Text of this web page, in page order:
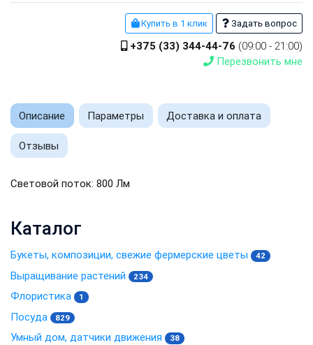
Купить в 1 клик Задать вопрос
+375 (33) 344-44-76 (09:00 - 21:00)
Перезвонить мне
Описание Параметры Доставка и оплата
Отзывы
Световой поток: 800 Лм
Каталог
Букеты, композиции, свежие фермерские цветы 42
Выращивание растений 234
Флористика 1
Посуда 829
Умный дом, датчики движения 38